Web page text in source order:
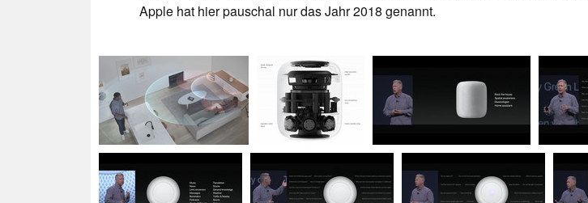
Apple hat hier pauschal nur das Jahr 2018 genannt.